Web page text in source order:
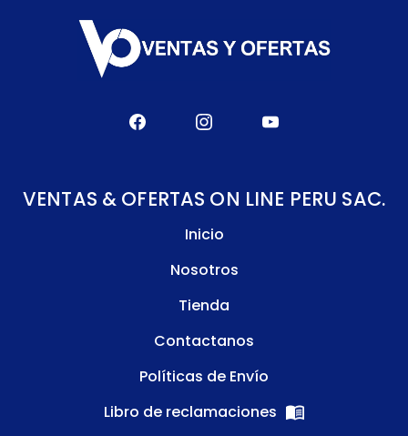
VENTAS & OFERTAS ON LINE PERU SAC.
Inicio
Nosotros
Tienda
Contactanos
Políticas de Envío
Libro de reclamaciones